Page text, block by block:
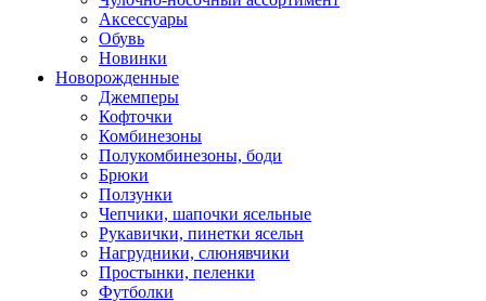
Аксессуары
Обувь
Новинки
Новорожденные
Джемперы
Кофточки
Комбинезоны
Полукомбинезоны, боди
Брюки
Ползунки
Чепчики, шапочки ясельные
Рукавички, пинетки ясельн
Нагрудники, слюнявчики
Простынки, пеленки
Футболки